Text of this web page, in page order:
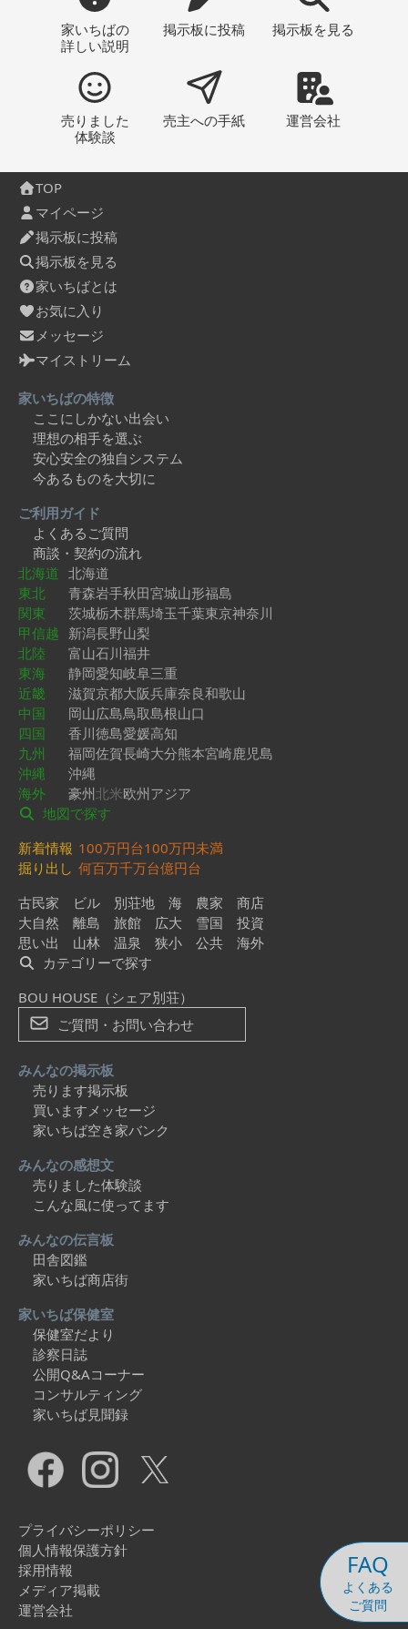
FAQ
よくある
ご質問
家いちばの
詳しい説明
掲示板に投稿 掲示板 を見る
売りました
体験談
売主への手紙 運営会社
TOP
マイページ
掲示板に投稿
掲示板を見る
家いちばとは
お気に入り
メッセージ
マイストリーム
家いちばの特徴
ここにしかない出会い
理想の相手を選ぶ
安心安全の独自システム
今あるものを大切に
ご利用ガイド
よくあるご質問
商談・契約の流れ
北海道 北海道
東北
青森岩手秋田宮城山形福島
関東
茨城栃木群馬埼玉千葉東京神奈川
甲信越 新潟長野山梨
北陸
富山石川福井
東海
静岡愛知岐阜三重
近畿
滋賀京都大阪兵庫奈良和歌山
中国
岡山広島鳥取島根山口
四国
香川徳島愛媛高知
九州
福岡佐賀長崎大分熊本宮崎鹿児島
沖縄
沖縄
海外
豪州北米欧州アジア
地図で探す
新着情報 100万円台100万円未満
掘り出し 何百万千万台億円台
古民家
ビル 別荘地 海 農家
商店
大自然
離島 旅館 広大 雪国
投資
思い出
山林 温泉 狭小 公共
海外
カテゴリーで探す
BOU HOUSE（シェア別荘）
ご質問・お問い合わせ
みんなの掲示板
売ります掲示板
買いますメッセージ
家いちば空き家バンク
みんなの感想文
売りました体験談
こんな風に使ってます
みんなの伝言板
田舎図鑑
家いちば商店街
家いちば保健室
保健室だより
診察日誌
公開Q&Aコーナー
コンサルティング
家いちば見聞録
プライバシーポリシー
個人情報保護方針
採用情報
メディア掲載
運営会社